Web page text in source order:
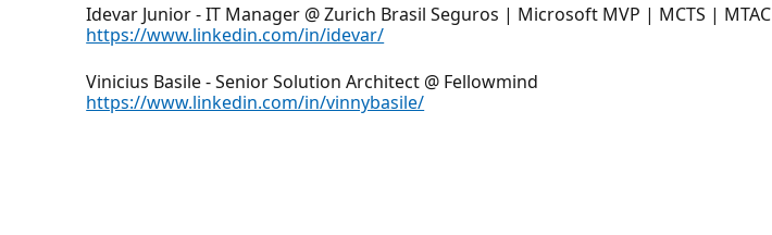
Idevar Junior - IT Manager @ Zurich Brasil Seguros | Microsoft MVP | MCTS | MTAC
https://www.linkedin.com/in/idevar/
Vinicius Basile - Senior Solution Architect @ Fellowmind
https://www.linkedin.com/in/vinnybasile/